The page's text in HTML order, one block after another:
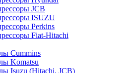
JCB
ISUZU
Perkins
Fiat-Hitachi
Cummins
Komatsu
Isuzu (Hitachi, JCB)